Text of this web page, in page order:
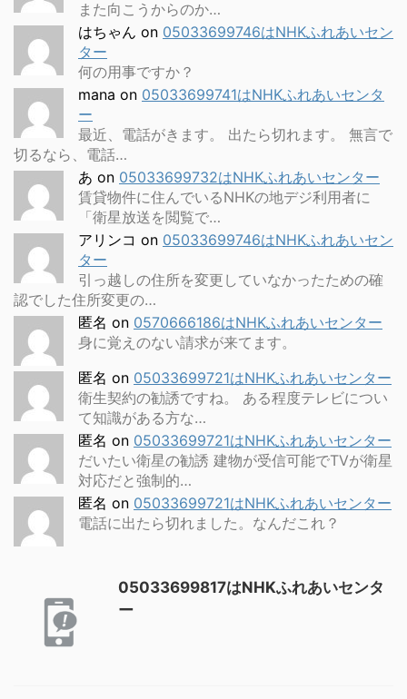
また向こうからのか…
はちゃん on 05033699746はNHKふれあいセン
ター
何の用事ですか？
mana on 05033699741はNHKふれあいセンタ
ー
最近、電話がきます。 出たら切れます。 無言で
切るなら、電話…
あ on 05033699732はNHKふれあいセンター
賃貸物件に住んでいるNHKの地デジ利用者に
「衛星放送を閲覧で…
アリンコ on 05033699746はNHKふれあいセン
ター
引っ越しの住所を変更していなかったための確
認でした住所変更の…
匿名 on 0570666186はNHKふれあいセンター
身に覚えのない請求が来てます。
匿名 on 05033699721はNHKふれあいセンター
衛生契約の勧誘ですね。 ある程度テレビについ
て知識がある方な…
匿名 on 05033699721はNHKふれあいセンター
だいたい衛星の勧誘 建物が受信可能でTVが衛星
対応だと強制的…
匿名 on 05033699721はNHKふれあいセンター
電話に出たら切れました。なんだこれ？
05033699817はNHKふれあいセンタ
ー